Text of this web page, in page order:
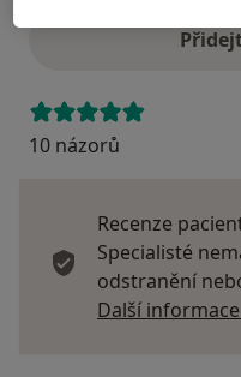
10 názorů
Recenze
Specialisté
odstranění
Další